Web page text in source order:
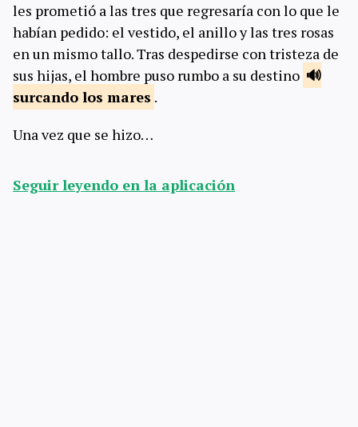
les prometió a las tres que regresaría con lo que le
habían pedido: el vestido, el anillo y las tres rosas
en un mismo tallo. Tras despedirse con tristeza de
sus hijas, el hombre puso rumbo a su destino
surcando los mares .
Una vez que se hizo…
Seguir leyendo en la aplicación